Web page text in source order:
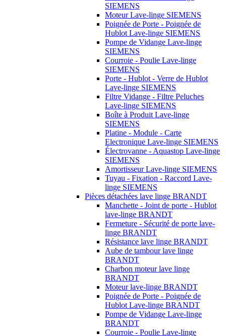
SIEMENS
Moteur Lave-linge SIEMENS
Poignée de Porte - Poignée de
Hublot Lave-linge SIEMENS
Pompe de Vidange Lave-linge
SIEMENS
Courroie - Poulie Lave-linge
SIEMENS
Porte - Hublot - Verre de Hublot
Lave-linge SIEMENS
Filtre Vidange - Filtre Peluches
Lave-linge SIEMENS
Boîte à Produit Lave-linge
SIEMENS
Platine - Module - Carte
Electronique Lave-linge SIEMENS
Électrovanne - Aquastop Lave-linge
SIEMENS
Amortisseur Lave-linge SIEMENS
Tuyau - Fixation - Raccord Lave-
linge SIEMENS
Pièces détachées lave linge BRANDT
Manchette - Joint de porte - Hublot
lave-linge BRANDT
Fermeture - Sécurité de porte lave-
linge BRANDT
Résistance lave linge BRANDT
Aube de tambour lave linge
BRANDT
Charbon moteur lave linge
BRANDT
Moteur lave-linge BRANDT
Poignée de Porte - Poignée de
Hublot Lave-linge BRANDT
Pompe de Vidange Lave-linge
BRANDT
Courroie - Poulie Lave-linge